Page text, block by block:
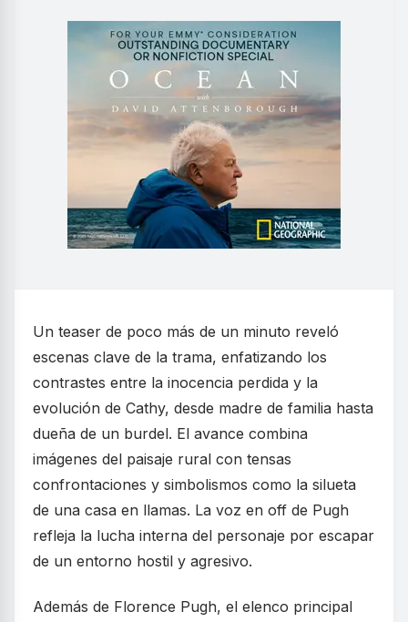
Un teaser de poco más de un minuto reveló
escenas clave de la trama, enfatizando los
contrastes entre la inocencia perdida y la
evolución de Cathy, desde madre de familia hasta
dueña de un burdel. El avance combina
imágenes del paisaje rural con tensas
confrontaciones y simbolismos como la silueta
de una casa en llamas. La voz en off de Pugh
refleja la lucha interna del personaje por escapar
de un entorno hostil y agresivo.
Además de Florence Pugh, el elenco principal